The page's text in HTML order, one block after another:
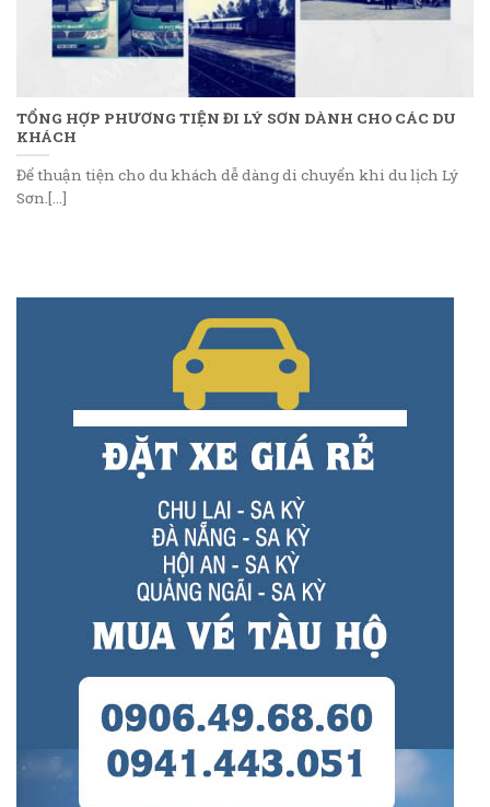
TỔNG HỢP PHƯƠNG TIỆN ĐI LÝ SƠN DÀNH CHO CÁC DU
KHÁCH
Để thuận tiện cho du khách dễ dàng di chuyển khi du lịch Lý
Sơn.[...]